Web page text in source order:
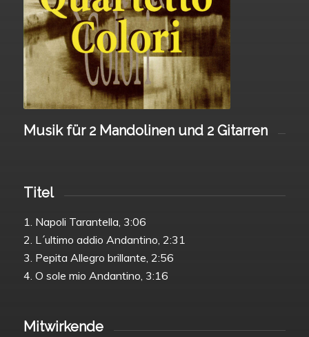
Musik für 2 Mandolinen und 2 Gitarren
Titel
1. Napoli Tarantella, 3:06
2. L´ultimo addio Andantino, 2:31
3. Pepita Allegro brillante, 2:56
4. O sole mio Andantino, 3:16
Mitwirkende